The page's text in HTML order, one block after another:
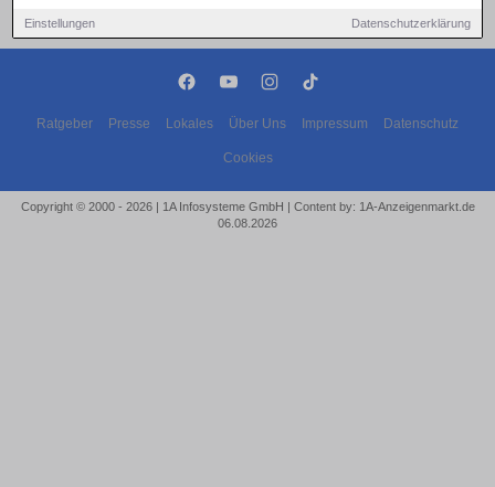
Einstellungen Datenschutzerklärung
Ratgeber Presse Lokales Über Uns Impressum Datenschutz
Cookies
Copyright © 2000 - 2026 | 1A Infosysteme GmbH | Content by: 1A-Anzeigenmarkt.de
06.08.2026